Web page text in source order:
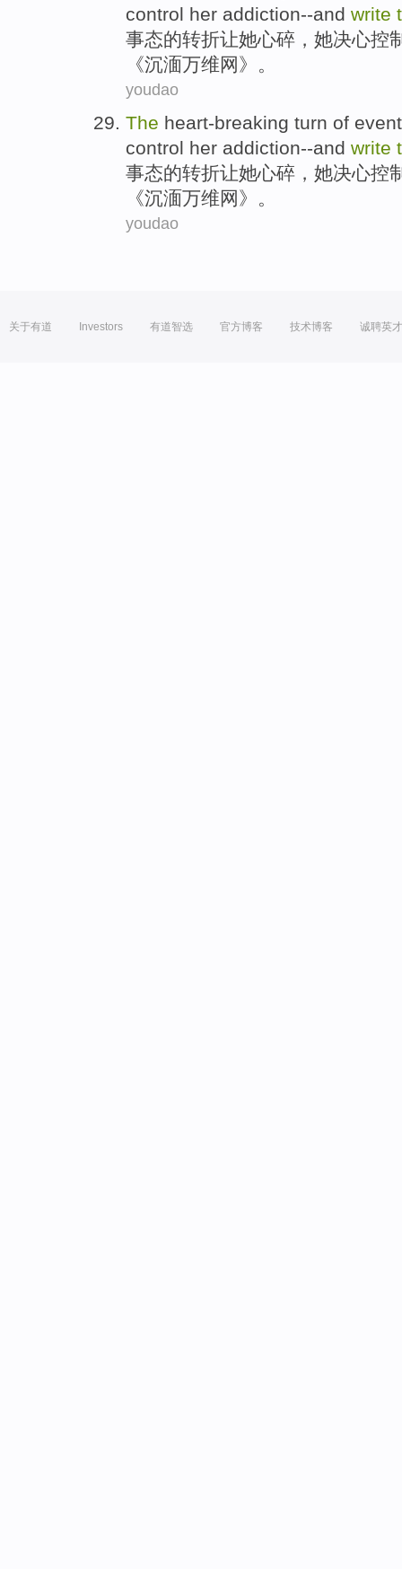
control her addiction--and write
事态的转折让她心碎，她决心控
《沉湎万维网》。
youdao
The heart-breaking turn of
control her addiction--and write
事态的转折让她心碎，她决心控
《沉湎万维网》。
youdao
关于有道 Investors 有道智选 官方博客 技术博客 诚聘英才